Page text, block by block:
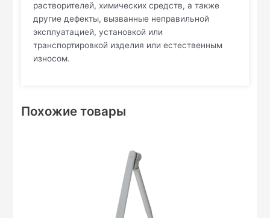
растворителей, химических средств, а также
другие дефекты, вызванные неправильной
эксплуатацией, установкой или
транспортировкой изделия или естественным
износом.
Похожие товары